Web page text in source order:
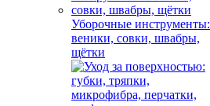
Уборочные инструменты:
веники, совки, швабры,
щётки